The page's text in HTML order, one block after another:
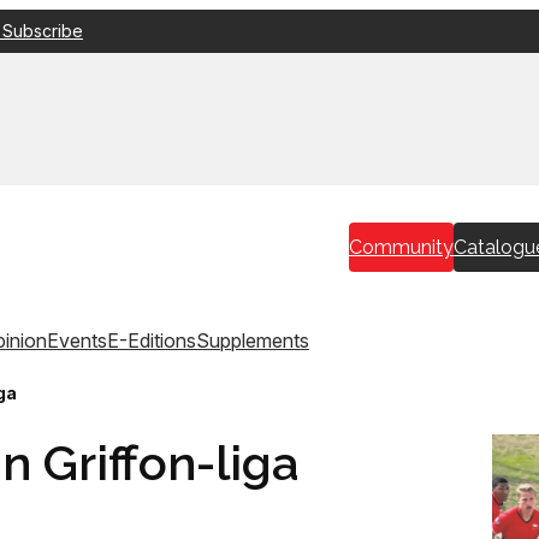
Community
EventsE-EditionsSupplements
Griffon-liga